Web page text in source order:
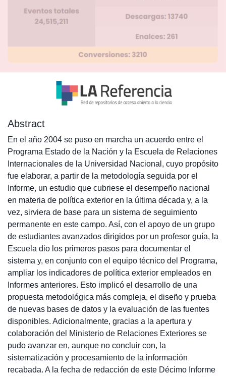
Abstract
En el año 2004 se puso en marcha un acuerdo entre el
Programa Estado de la Nación y la Escuela de Relaciones
Internacionales de la Universidad Nacional, cuyo propósito
fue elaborar, a partir de la metodología seguida por el
Informe, un estudio que cubriese el desempeño nacional
en materia de política exterior en la última década y, a la
vez, sirviera de base para un sistema de seguimiento
permanente en este campo. Así, con el apoyo de un grupo
de estudiantes avanzados dirigidos por un profesor guía, la
Escuela dio los primeros pasos para documentar el
sistema y, en conjunto con el equipo técnico del Programa,
ampliar los indicadores de política exterior empleados en
Informes anteriores. Esto implicó el desarrollo de una
propuesta metodológica más compleja, el diseño y prueba
de nuevas bases de datos y la evaluación de las fuentes
disponibles. Adicionalmente, gracias a la apertura y
colaboración del Ministerio de Relaciones Exteriores se
pudo avanzar en, aunque no concluir con, la
sistematización y procesamiento de la información
recabada. A la fecha de redacción de este Décimo Informe